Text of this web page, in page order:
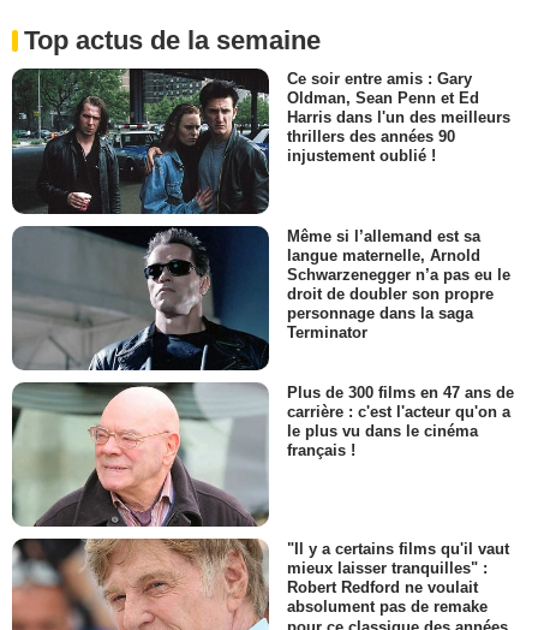
Top actus de la semaine
Ce soir entre amis : Gary
Oldman, Sean Penn et Ed
Harris dans l'un des meilleurs
thrillers des années 90
injustement oublié !
Même si l’allemand est sa
langue maternelle, Arnold
Schwarzenegger n’a pas eu le
droit de doubler son propre
personnage dans la saga
Terminator
Plus de 300 films en 47 ans de
carrière : c'est l'acteur qu'on a
le plus vu dans le cinéma
français !
"Il y a certains films qu'il vaut
mieux laisser tranquilles" :
Robert Redford ne voulait
absolument pas de remake